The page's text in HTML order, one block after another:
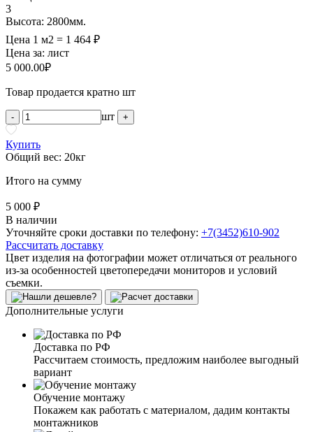
3
Высота: 2800мм.
Цена 1 м2 = 1 464 ₽
Цена за: лист
5 000.00₽
Товар продается кратно шт
- шт +
Купить
Общий вес: 20кг
Итого на сумму
5 000 ₽
В наличии
Уточняйте сроки доставки по телефону: +7(3452)610-902
Рассчитать доставку
Цвет изделия на фотографии может отличаться от реального
из-за особенностей цветопередачи мониторов и условий
съемки.
Дополнительные услуги
Доставка по РФ
Рассчитаем стоимость, предложим наиболее выгодный
вариант
Обучение монтажу
Покажем как работать с материалом, дадим контакты
монтажников